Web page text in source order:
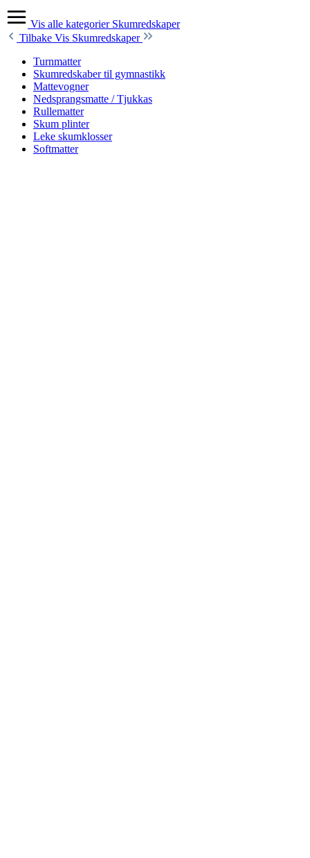
Vis alle kategorier Skumredskaper
Tilbake Vis Skumredskaper
Turnmatter
Skumredskaber til gymnastikk
Mattevogner
Nedsprangsmatte / Tjukkas
Rullematter
Skum plinter
Leke skumklosser
Softmatter